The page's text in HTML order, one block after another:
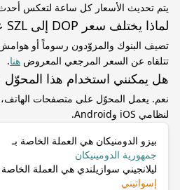
يتم تحديث الأسعار كل ساعة لتعكس
لماذا يختلف سعر DOP إلى SZL عن سعر البنك؟
تضيف البنوك والمزوّدون رسوماً أو
تتلقاه عن السعر المرجعي المعروض هنا.
هل يمكنني استخدام هذا المحوّل
نعم. يعمل المحوّل على متصفحات
لنظامي iOS وAndroid.
بيزو الدومنيكان هي العملة الخاصة بـ
جمهورية الدومينيكان
ليلانجيني سوازيلندي هي العملة الخاصة
إسواتيني